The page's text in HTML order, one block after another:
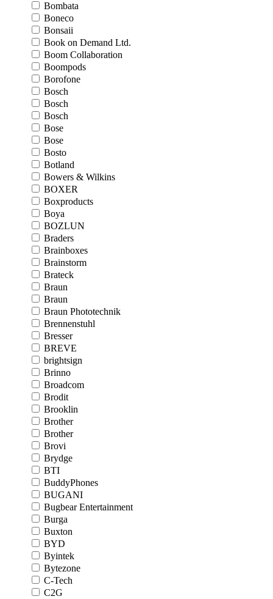
Bombata
Boneco
Bonsaii
Book on Demand Ltd.
Boom Collaboration
Boompods
Borofone
Bosch
Bosch
Bosch
Bose
Bose
Bosto
Botland
Bowers & Wilkins
BOXER
Boxproducts
Boya
BOZLUN
Braders
Brainboxes
Brainstorm
Brateck
Braun
Braun
Braun Phototechnik
Brennenstuhl
Bresser
BREVE
brightsign
Brinno
Broadcom
Brodit
Brooklin
Brother
Brother
Brovi
Brydge
BTI
BuddyPhones
BUGANI
Bugbear Entertainment
Burga
Buxton
BYD
Byintek
Bytezone
C-Tech
C2G